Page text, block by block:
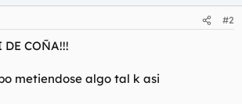
#2
COÑA!!!
metiendose algo tal k asi